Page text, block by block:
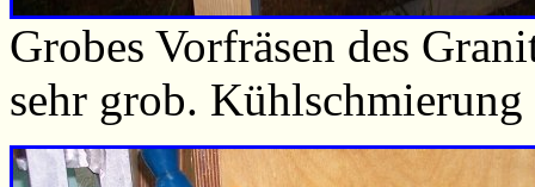
Grobes Vorfräsen des
sehr grob.